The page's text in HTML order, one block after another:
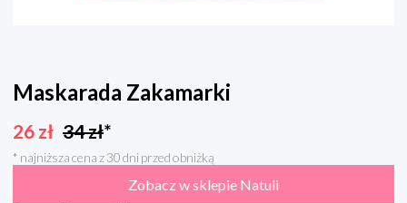
Maskarada Zakamarki
26 zł 34zł*
* najniższa cena z 30 dni przed obniżką
Zobacz w sklepie Natuli